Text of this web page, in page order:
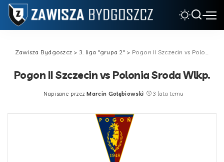
Zawisza Bydgoszcz > 3. liga "grupa 2" > Pogon II Szczecin vs Polonia Sroda Wlkp.
Pogon II Szczecin vs Polonia Sroda Wlkp.
Posted
Napisane przez Marcin Gołębiowski 3 lata temu